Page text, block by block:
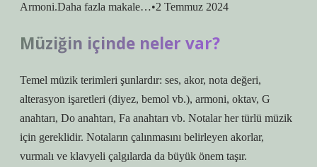
Armoni.Daha fazla makale…•2 Temmuz 2024
Müziğin içinde neler var?
Temel müzik terimleri şunlardır: ses, akor, nota değeri,
alterasyon işaretleri (diyez, bemol vb.), armoni, oktav, G
anahtarı, Do anahtarı, Fa anahtarı vb. Notalar her türlü müzik
için gereklidir. Notaların çalınmasını belirleyen akorlar,
vurmalı ve klavyeli çalgılarda da büyük önem taşır.